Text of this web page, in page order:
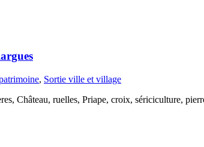
, Sortie ville et village
Château, ruelles, Priape, croix, sériciculture,